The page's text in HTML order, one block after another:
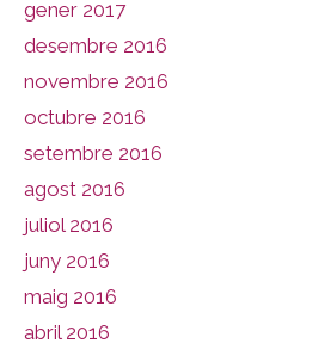
gener 2017
desembre 2016
novembre 2016
octubre 2016
setembre 2016
agost 2016
juliol 2016
juny 2016
maig 2016
abril 2016